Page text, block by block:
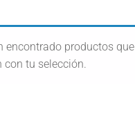
encontrado productos que
con tu selección.